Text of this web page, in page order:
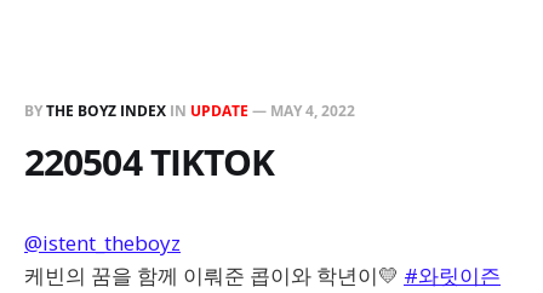
BYTHE BOYZ INDEX IN UPDATE — MAY 4, 2022
220504 TIKTOK
@istent_theboyz
케빈의 꿈을 함께 이뤄준 콥이와 학년이💛 #와릿이즌